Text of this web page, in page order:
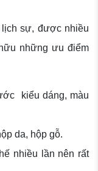
sự, được nhiều
những ưu điểm
kiểu dáng, màu
da, hộp gỗ.
nhiều lần nên rất